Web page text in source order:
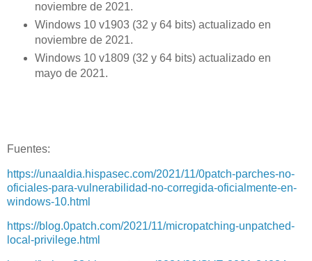
noviembre de 2021.
Windows 10 v1903 (32 y 64 bits) actualizado en
noviembre de 2021.
Windows 10 v1809 (32 y 64 bits) actualizado en
mayo de 2021.
Fuentes:
https://unaaldia.hispasec.com/2021/11/0patch-parches-no-
oficiales-para-vulnerabilidad-no-corregida-oficialmente-en-
windows-10.html
https://blog.0patch.com/2021/11/micropatching-unpatched-
local-privilege.html